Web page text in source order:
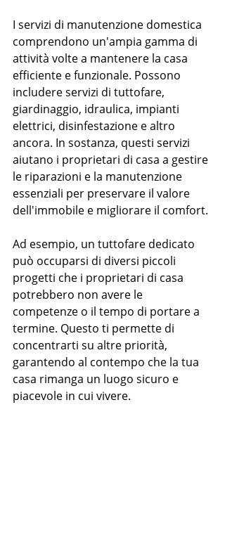
I servizi di manutenzione domestica
comprendono un'ampia gamma di
attività volte a mantenere la casa
efficiente e funzionale. Possono
includere servizi di tuttofare,
giardinaggio, idraulica, impianti
elettrici, disinfestazione e altro
ancora. In sostanza, questi servizi
aiutano i proprietari di casa a gestire
le riparazioni e la manutenzione
essenziali per preservare il valore
dell'immobile e migliorare il comfort.
Ad esempio, un tuttofare dedicato
può occuparsi di diversi piccoli
progetti che i proprietari di casa
potrebbero non avere le
competenze o il tempo di portare a
termine. Questo ti permette di
concentrarti su altre priorità,
garantendo al contempo che la tua
casa rimanga un luogo sicuro e
piacevole in cui vivere.